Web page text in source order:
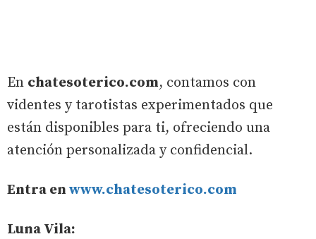
En chatesoterico.com, contamos con
videntes y tarotistas experimentados que
están disponibles para ti, ofreciendo una
atención personalizada y confidencial.
Entra enwww.chatesoterico.com
Luna Vila: